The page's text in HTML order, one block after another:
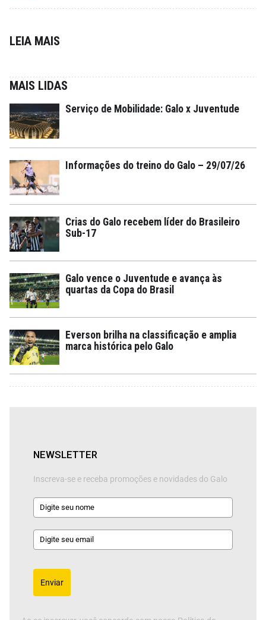
LEIA MAIS
MAIS LIDAS
Serviço de Mobilidade: Galo x Juventude
Informações do treino do Galo – 29/07/26
Crias do Galo recebem líder do Brasileiro
Sub-17
Galo vence o Juventude e avança às
quartas da Copa do Brasil
Everson brilha na classificação e amplia
marca histórica pelo Galo
NEWSLETTER
Inscreva-se e receba promoções e novidades do Galo
Enviar